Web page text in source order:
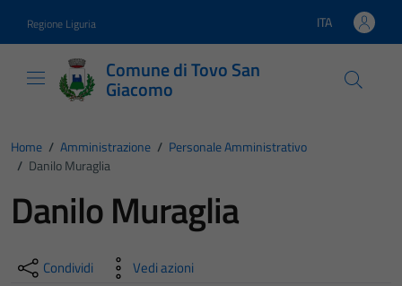
Regione Liguria Lingua attiva:
ITA
Comune di Tovo San
Giacomo
Home / Amministrazione / Personale Amministrativo
/ Danilo Muraglia
Danilo Muraglia
Condividi Vedi azioni